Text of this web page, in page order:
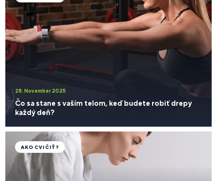
28. November 2025
Čo sa stane s vaším telom, keď budete robiť drepy
každý deň?
AKO CVIČIŤ?